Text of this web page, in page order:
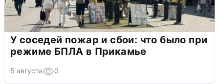
У соседей пожар и сбои: что было при
режиме БПЛА в Прикамье
5 августа 0